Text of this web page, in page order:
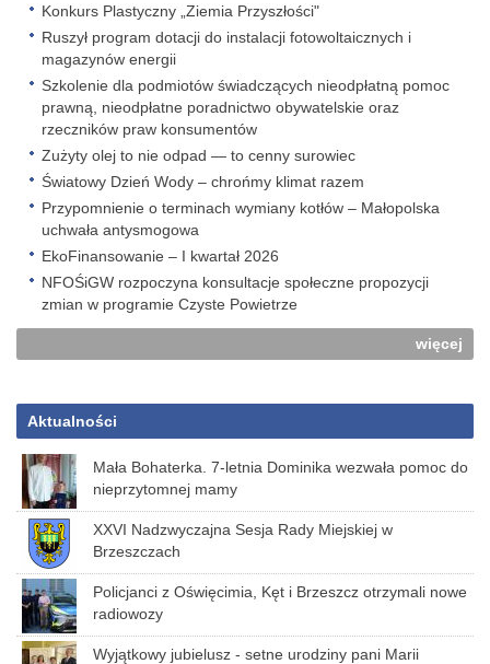
Konkurs Plastyczny „Ziemia Przyszłości"
Ruszył program dotacji do instalacji fotowoltaicznych i
magazynów energii
Szkolenie dla podmiotów świadczących nieodpłatną pomoc
prawną, nieodpłatne poradnictwo obywatelskie oraz
rzeczników praw konsumentów
Zużyty olej to nie odpad — to cenny surowiec
Światowy Dzień Wody – chrońmy klimat razem
Przypomnienie o terminach wymiany kotłów – Małopolska
uchwała antysmogowa
EkoFinansowanie – I kwartał 2026
NFOŚiGW rozpoczyna konsultacje społeczne propozycji
zmian w programie Czyste Powietrze
więcej
Aktualności
Mała Bohaterka. 7-letnia Dominika wezwała pomoc do
nieprzytomnej mamy
XXVI Nadzwyczajna Sesja Rady Miejskiej w
Brzeszczach
Policjanci z Oświęcimia, Kęt i Brzeszcz otrzymali nowe
radiowozy
Wyjątkowy jubielusz - setne urodziny pani Marii